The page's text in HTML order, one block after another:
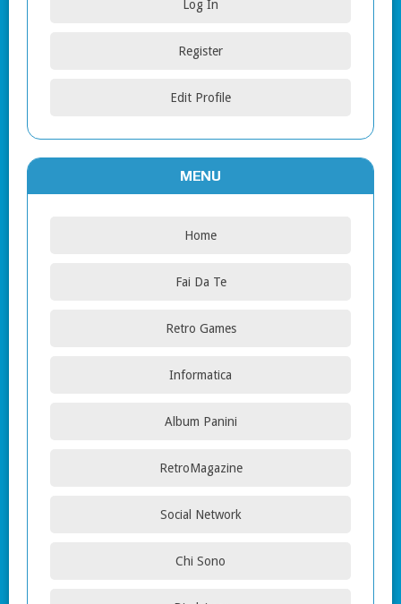
Log In
Register
Edit Profile
MENU
Home
Fai Da Te
Retro Games
Informatica
Album Panini
RetroMagazine
Social Network
Chi Sono